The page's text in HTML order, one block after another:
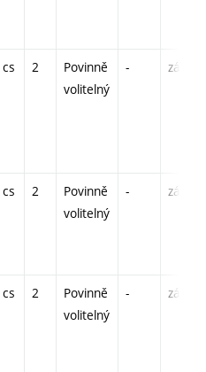
cs 2
Povinně
volitelný
- zá
cs 2
Povinně
volitelný
- zá
cs 2
Povinně
volitelný
- zá